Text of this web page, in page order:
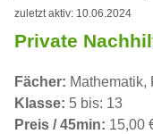
zuletzt aktiv: 10.06.2024
Private
Fächer: Mathematik,
Klasse: 5 bis: 13
Preis / 45min: 15,00